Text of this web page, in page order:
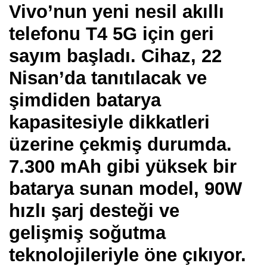
Vivo’nun yeni nesil akıllı
telefonu T4 5G için geri
sayım başladı. Cihaz, 22
Nisan’da tanıtılacak ve
şimdiden batarya
kapasitesiyle dikkatleri
üzerine çekmiş durumda.
7.300 mAh gibi yüksek bir
batarya sunan model, 90W
hızlı şarj desteği ve
gelişmiş soğutma
teknolojileriyle öne çıkıyor.